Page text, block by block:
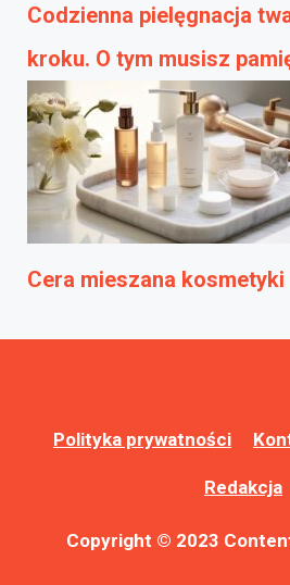
Codzienna pielęgnacja
kroku. O tym musisz
Cera mieszana kosmetyki
Polityka prywatności
Redakcja
Copyright © 2023